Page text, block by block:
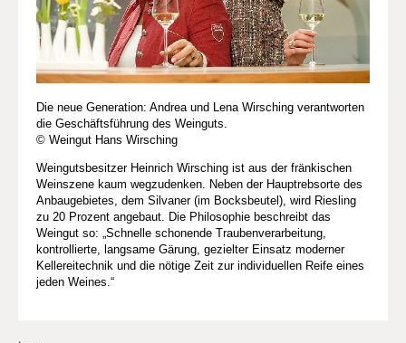
Die neue Generation: Andrea und Lena Wirsching verantworten
die Geschäftsführung des Weinguts.
© Weingut Hans Wirsching
Weingutsbesitzer Heinrich Wirsching ist aus der fränkischen
Weinszene kaum wegzudenken. Neben der Hauptrebsorte des
Anbaugebietes, dem Silvaner (im Bocksbeutel), wird Riesling
zu 20 Prozent angebaut. Die Philosophie beschreibt das
Weingut so: „Schnelle schonende Traubenverarbeitung,
kontrollierte, langsame Gärung, gezielter Einsatz moderner
Kellereitechnik und die nötige Zeit zur individuellen Reife eines
jeden Weines.“